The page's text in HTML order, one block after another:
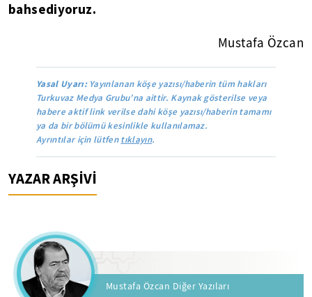
bahsediyoruz.
Mustafa Özcan
Yasal Uyarı: Yayınlanan köşe yazısı/haberin tüm hakları
Turkuvaz Medya Grubu’na aittir. Kaynak gösterilse veya
habere aktif link verilse dahi köşe yazısı/haberin tamamı
ya da bir bölümü kesinlikle kullanılamaz.
Ayrıntılar için lütfentıklayın.
YAZAR ARŞİVİ
Mustafa Özcan Diğer Yazıları